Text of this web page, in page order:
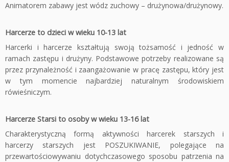
Animatorem zabawy jest wódz zuchowy – drużynowa/drużynowy.
Harcerze to dzieci w wieku 10-13 lat
Harcerki i harcerze kształtują swoją tożsamość i jedność w
ramach zastępu i drużyny. Podstawowe potrzeby realizowane są
przez przynależność i zaangażowanie w pracę zastępu, który jest
w tym momencie najbardziej naturalnym środowiskiem
rówieśniczym.
Harcerze Starsi to osoby w wieku 13-16 lat
Charakterystyczną formą aktywności harcerek starszych i
harcerzy starszych jest POSZUKIWANIE, polegające na
przewartościowywaniu dotychczasowego sposobu patrzenia na